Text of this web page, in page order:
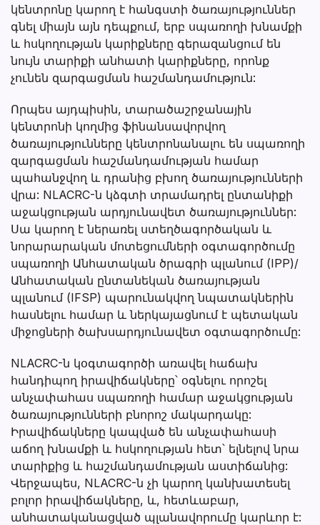
կենտրոնը կարող է հանգստի ծառայություններ
գնել միայն այն դեպքում, երբ սպառողի խնամքի
և հսկողության կարիքները գերազանցում են
նույն տարիքի անհատի կարիքները, որոնք
չունեն զարգացման հաշմանդամություն:
Որպես այդպիսին, տարածաշրջանային
կենտրոնի կողմից ֆինանսավորվող
ծառայությունները կենտրոնանալու են սպառողի
զարգացման հաշմանդամության համար
պահանջվող և դրանից բխող ծառայությունների
վրա: NLACRC-ն կձգտի տրամադրել ընտանիքի
աջակցության արդյունավետ ծառայություններ:
Սա կարող է ներառել ստեղծագործական և
նորարարական մոտեցումների օգտագործումը
սպառողի Անհատական ծրագրի պլանում (IPP)/
Անհատական ընտանեկան ծառայության
պլանում (IFSP) պարունակվող նպատակներին
հասնելու համար և ներկայացնում է պետական
միջոցների ծախսարդյունավետ օգտագործումը:
NLACRC-ն կօգտագործի առավել հաճախ
հանդիպող իրավիճակները՝ օգնելու որոշել
անչափահաս սպառողի համար աջակցության
ծառայությունների բնորոշ մակարդակը:
Իրավիճակները կապված են անչափահասի
աճող խնամքի և հսկողության հետ՝ ելնելով նրա
տարիքից և հաշմանդամության աստիճանից:
Վերջապես, NLACRC-ն չի կարող կանխատեսել
բոլոր իրավիճակները, և, հետևաբար,
անհատականացված պլանավորումը կարևոր է: